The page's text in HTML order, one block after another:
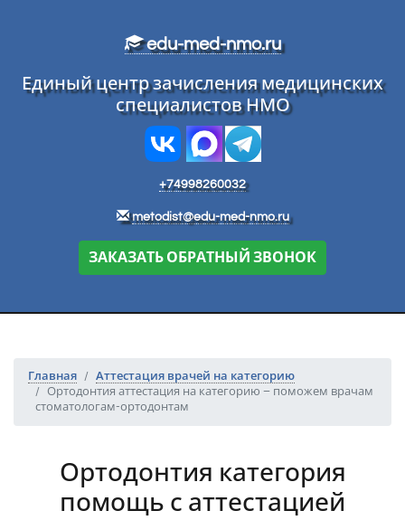
edu-med-nmo.ru
Единый центр зачисления медицинских
специалистов НМО
+74998260032
metodist@edu-med-nmo.ru
ЗАКАЗАТЬ ОБРАТНЫЙ ЗВОНОК
Главная
Аттестация врачей на категорию
Ортодонтия аттестация на категорию – поможем врачам
стоматологам-ортодонтам
Ортодонтия категория
помощь с аттестацией